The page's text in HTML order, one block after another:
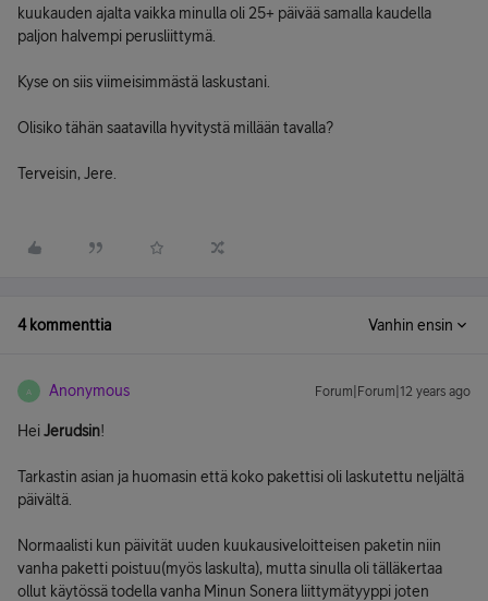
kuukauden ajalta vaikka minulla oli 25+ päivää samalla kaudella
paljon halvempi perusliittymä.
Kyse on siis viimeisimmästä laskustani.
Olisiko tähän saatavilla hyvitystä millään tavalla?
Terveisin, Jere.
4 kommenttia Vanhin ensin
A Anonymous Forum|Forum|12 years ago
HeiJerudsin!
Tarkastin asian ja huomasin että koko pakettisi oli laskutettu neljältä
päivältä.
Normaalisti kun päivität uuden kuukausiveloitteisen paketin niin
vanha paketti poistuu(myös laskulta), mutta sinulla oli tälläkertaa
ollut käytössä todella vanha Minun Sonera liittymätyyppi joten